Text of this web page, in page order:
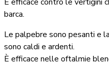
barca.
Le palpebre sono pesanti e
sono caldi e ardenti.
È efficace nelle oftalmie